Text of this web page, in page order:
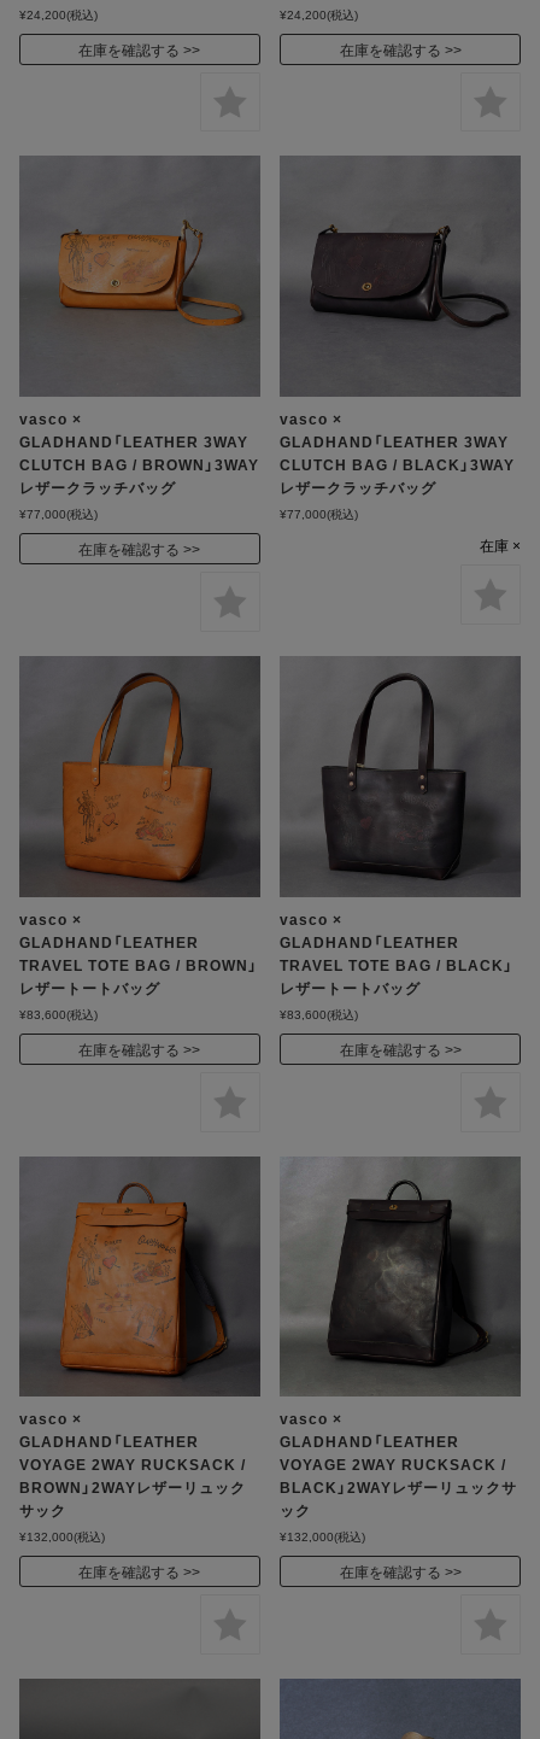
¥24,200(税込)
在庫を確認する
¥24,200(税込)
在庫を確認する
vasco ×
GLADHAND「LEATHER 3WAY
CLUTCH BAG / BROWN」3WAY
レザークラッチバッグ
¥77,000(税込)
在庫を確認する
vasco ×
GLADHAND「LEATHER 3WAY
CLUTCH BAG / BLACK」3WAY
レザークラッチバッグ
¥77,000(税込)
在庫 ×
vasco ×
GLADHAND「LEATHER
TRAVEL TOTE BAG / BROWN」
レザートートバッグ
¥83,600(税込)
在庫を確認する
vasco ×
GLADHAND「LEATHER
TRAVEL TOTE BAG / BLACK」
レザートートバッグ
¥83,600(税込)
在庫を確認する
vasco ×
GLADHAND「LEATHER
VOYAGE 2WAY RUCKSACK /
BROWN」2WAYレザーリュック
サック
¥132,000(税込)
在庫を確認する
vasco ×
GLADHAND「LEATHER
VOYAGE 2WAY RUCKSACK /
BLACK」2WAYレザーリュックサ
ック
¥132,000(税込)
在庫を確認する